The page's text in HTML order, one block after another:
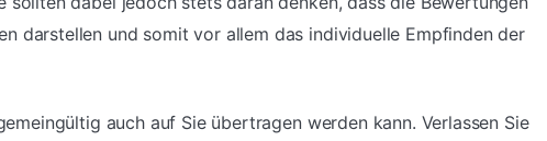
darstellen und somit vor allem das individuelle Empfinden der
auch auf Sie übertragen werden kann. Verlassen Sie